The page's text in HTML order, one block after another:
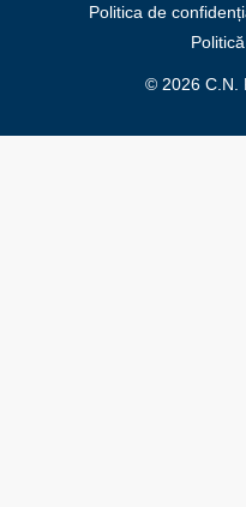
Politica de
© 2026 C.N.